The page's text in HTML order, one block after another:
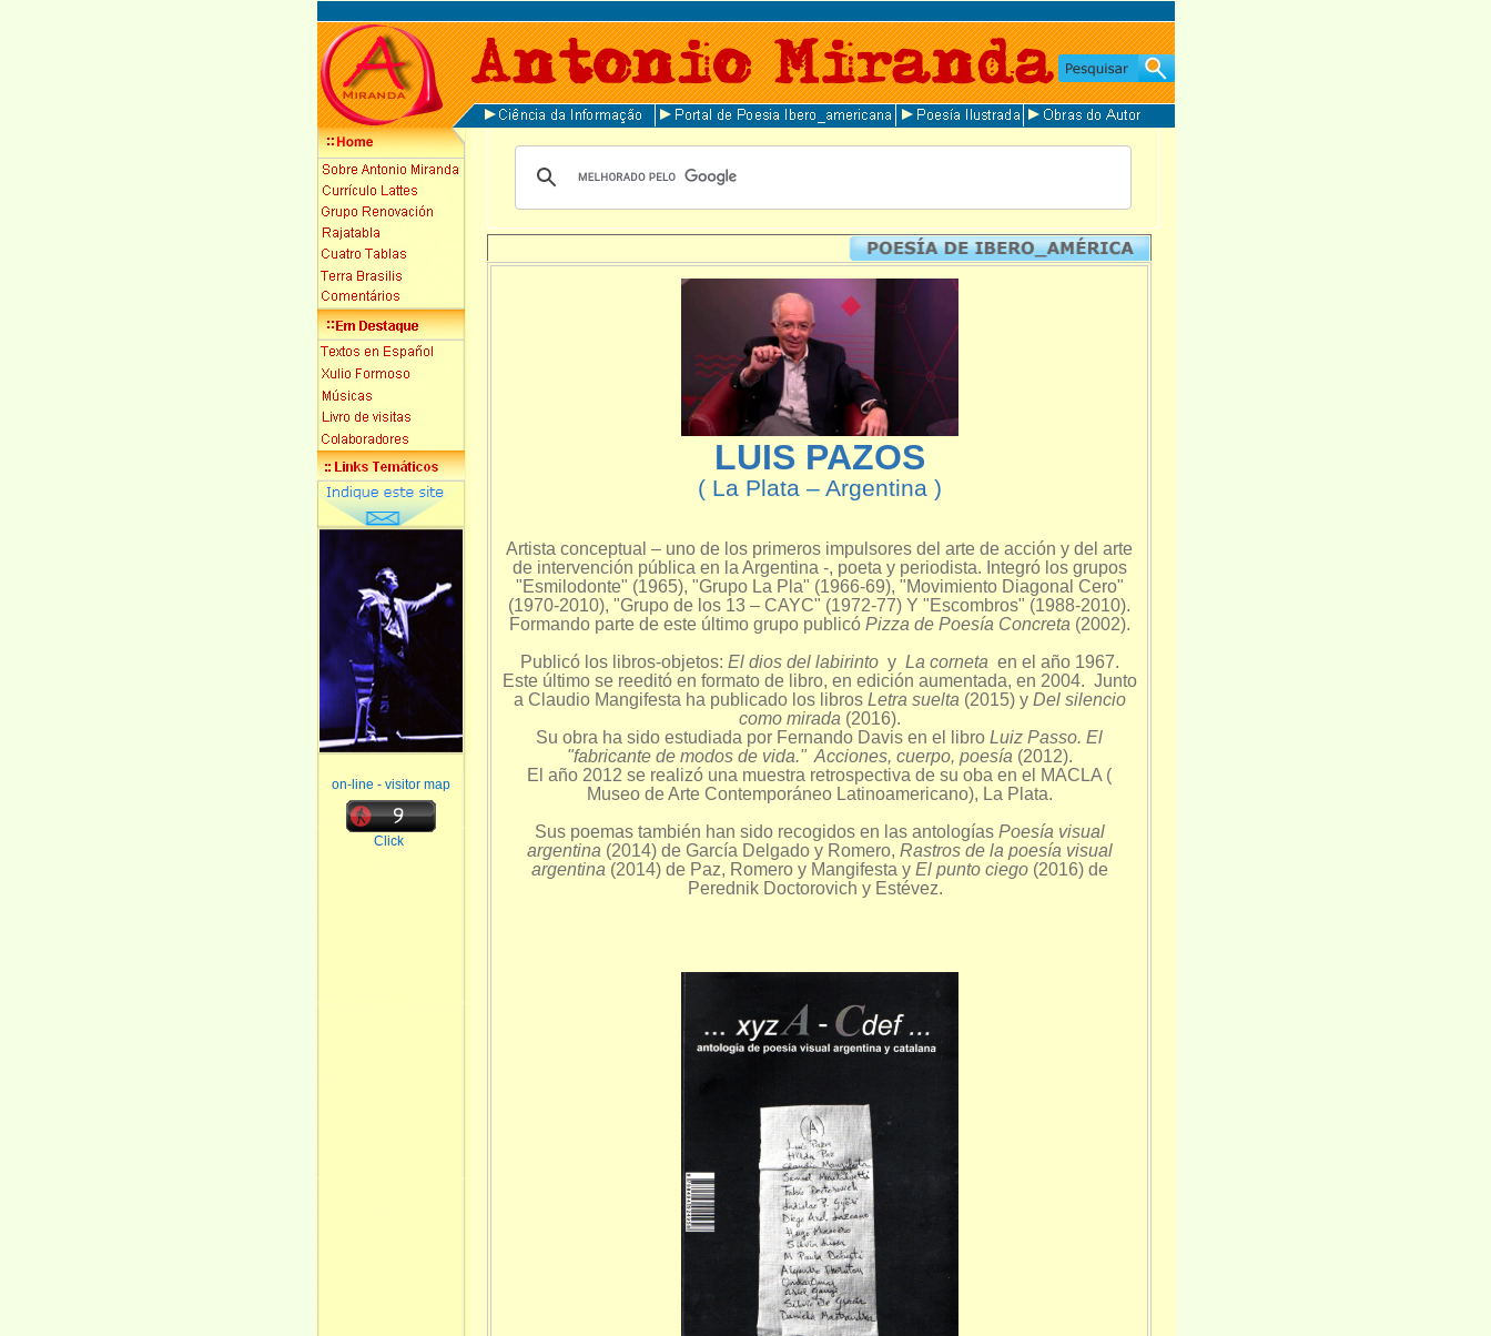
on-line - visitor map
Click
LUIS PAZOS
( La Plata – Argentina )
Artista conceptual – uno de los primeros impulsores del arte de acción y del arte
de intervención pública en la Argentina -, poeta y periodista. Integró los grupos
"Esmilodonte" (1965), "Grupo La Pla" (1966-69), "Movimiento Diagonal Cero"
(1970-2010), "Grupo de los 13 – CAYC" (1972-77) Y "Escombros" (1988-2010).
Formando parte de este último grupo publicó Pizza de Poesía Concreta (2002).
Publicó los libros-objetos: El dios del labirinto yLa corneta en el año 1967.
Este último se reeditó en formato de libro, en edición aumentada, en 2004. Junto
a Claudio Mangifesta ha publicado los libros Letra suelta (2015) y Del silencio
como mirada (2016).
Su obra ha sido estudiada por Fernando Davis en el libro Luiz Passo. El
"fabricante de modos de vida." Acciones, cuerpo, poesía (2012).
El año 2012 se realizó una muestra retrospectiva de su oba en el MACLA (
Museo de Arte Contemporáneo Latinoamericano), La Plata.
Sus poemas también han sido recogidos en las antologías Poesía visual
argentina (2014) de García Delgado y Romero, Rastros de la poesía visual
argentina (2014) de Paz, Romero y Mangifesta y El punto ciego (2016) de
Perednik Doctorovich y Estévez.